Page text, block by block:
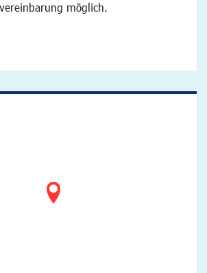
möglich.